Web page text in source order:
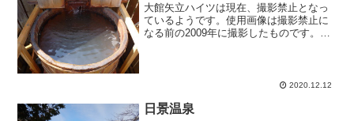
大館矢立ハイツは現在、撮影禁止となっ
ているようです。使用画像は撮影禁止に
なる前の2009年に撮影したものです。大
2020.12.12
日景温泉